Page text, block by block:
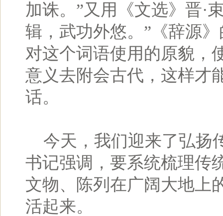
加诛。”又用《文选》晋·
辑，武功外悠。”《辞源
对这个词语使用的原貌，
意义去附会古代，这样才
话。
今天，我们迎来了弘扬
书记强调，要系统梳理传
文物、陈列在广阔大地上
活起来。